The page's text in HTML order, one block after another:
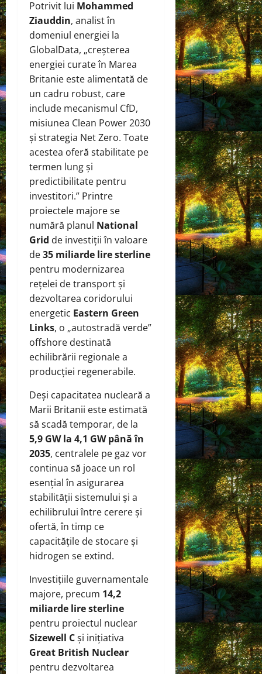
Potrivit lui Mohammed
Ziauddin, analist în
domeniul energiei la
GlobalData, „creșterea
energiei curate în Marea
Britanie este alimentată de
un cadru robust, care
include mecanismul CfD,
misiunea Clean Power 2030
și strategia Net Zero. Toate
acestea oferă stabilitate pe
termen lung și
predictibilitate pentru
investitori.” Printre
proiectele majore se
numără planul National
Grid de investiții în valoare
de35 miliarde lire sterline
pentru modernizarea
rețelei de transport și
dezvoltarea coridorului
energetic Eastern Green
Links, o „autostradă verde”
offshore destinată
echilibrării regionale a
producției regenerabile.
Deși capacitatea nucleară a
Marii Britanii este estimată
să scadă temporar, de la
5,9 GW la 4,1 GW până în
2035, centralele pe gaz vor
continua să joace un rol
esențial în asigurarea
stabilității sistemului și a
echilibrului între cerere și
ofertă, în timp ce
capacitățile de stocare și
hidrogen se extind.
Investițiile guvernamentale
majore, precum 14,2
miliarde lire sterline
pentru proiectul nuclear
Sizewell Cși inițiativa
Great British Nuclear
pentru dezvoltarea